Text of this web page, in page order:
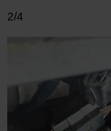
2/4